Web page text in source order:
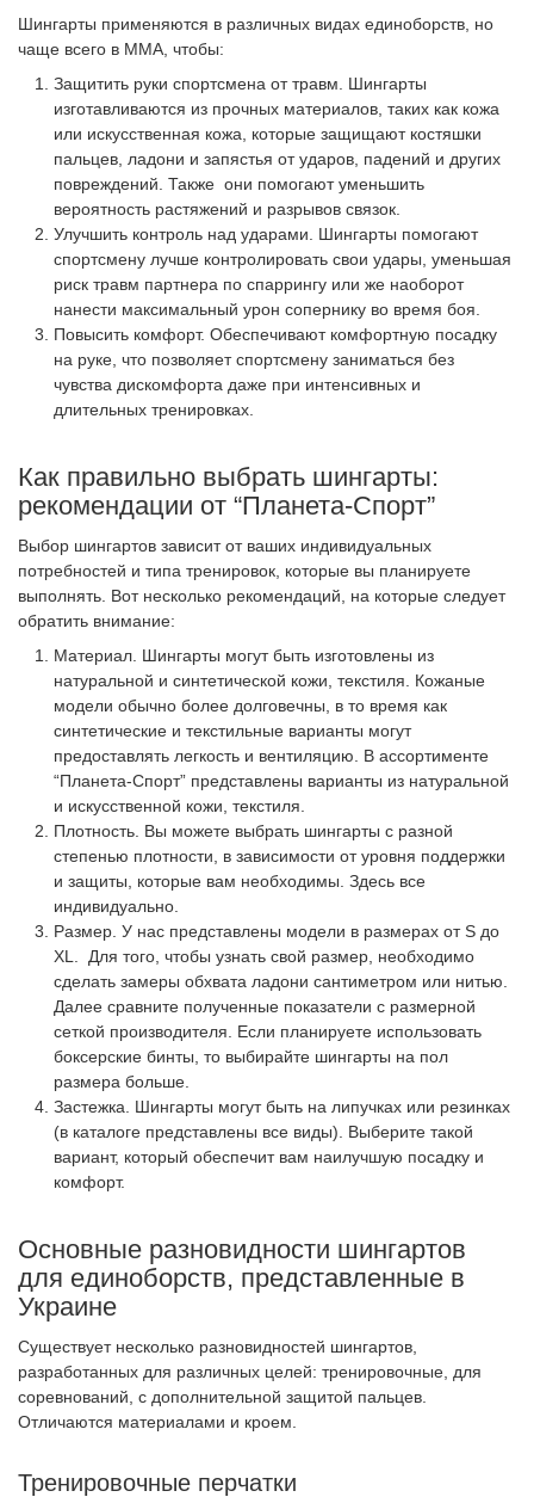
Шингарты применяются в различных видах единоборств, но
чаще всего в ММА, чтобы:
Защитить руки спортсмена от травм. Шингарты
изготавливаются из прочных материалов, таких как кожа
или искусственная кожа, которые защищают костяшки
пальцев, ладони и запястья от ударов, падений и других
повреждений. Также они помогают уменьшить
вероятность растяжений и разрывов связок.
Улучшить контроль над ударами. Шингарты помогают
спортсмену лучше контролировать свои удары, уменьшая
риск травм партнера по спаррингу или же наоборот
нанести максимальный урон сопернику во время боя.
Повысить комфорт. Обеспечивают комфортную посадку
на руке, что позволяет спортсмену заниматься без
чувства дискомфорта даже при интенсивных и
длительных тренировках.
Как правильно выбрать шингарты:
рекомендации от “Планета-Спорт”
Выбор шингартов зависит от ваших индивидуальных
потребностей и типа тренировок, которые вы планируете
выполнять. Вот несколько рекомендаций, на которые следует
обратить внимание:
Материал. Шингарты могут быть изготовлены из
натуральной и синтетической кожи, текстиля. Кожаные
модели обычно более долговечны, в то время как
синтетические и текстильные варианты могут
предоставлять легкость и вентиляцию. В ассортименте
“Планета-Спорт” представлены варианты из натуральной
и искусственной кожи, текстиля.
Плотность. Вы можете выбрать шингарты с разной
степенью плотности, в зависимости от уровня поддержки
и защиты, которые вам необходимы. Здесь все
индивидуально.
Размер. У нас представлены модели в размерах от S до
XL. Для того, чтобы узнать свой размер, необходимо
сделать замеры обхвата ладони сантиметром или нитью.
Далее сравните полученные показатели с размерной
сеткой производителя. Если планируете использовать
боксерские бинты, то выбирайте шингарты на пол
размера больше.
Застежка. Шингарты могут быть на липучках или резинках
(в каталоге представлены все виды). Выберите такой
вариант, который обеспечит вам наилучшую посадку и
комфорт.
Основные разновидности шингартов
для единоборств, представленные в
Украине
Существует несколько разновидностей шингартов,
разработанных для различных целей: тренировочные, для
соревнований, с дополнительной защитой пальцев.
Отличаются материалами и кроем.
Тренировочные перчатки